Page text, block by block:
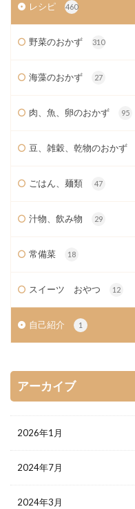
レシピ 460
野菜のおかず 310
海藻のおかず 27
肉、魚、卵のおかず 95
豆、雑穀、乾物のおかず
ごはん、麺類 47
汁物、飲み物 29
常備菜 18
スイーツ おやつ 12
自己紹介 1
アーカイブ
2026年1月
2024年7月
2024年3月